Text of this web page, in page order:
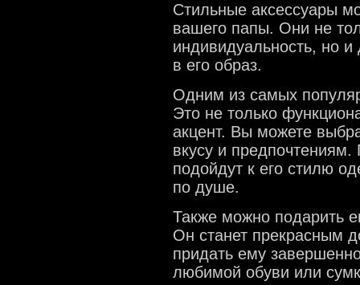
Стильные аксессуары
вашего папы. Они не
индивидуальность, но и
в его образ.
Одним из самых
Это не только
акцент. Вы можете
вкусу и
подойдут к его стилю
по душе.
Также можно подарить
Он станет прекрасным
придать ему
любимой обуви или